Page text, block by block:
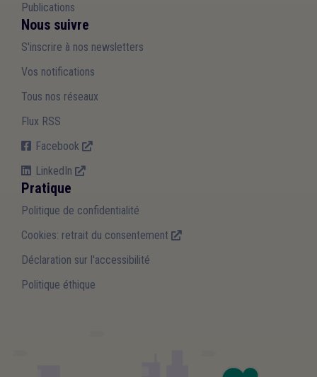
Publications
Nous suivre
S'inscrire à nos newsletters
Vos notifications
Tous nos réseaux
Flux RSS
Facebook
LinkedIn
Pratique
Politique de confidentialité
Cookies: retrait du consentement
Déclaration sur l'accessibilité
Politique éthique